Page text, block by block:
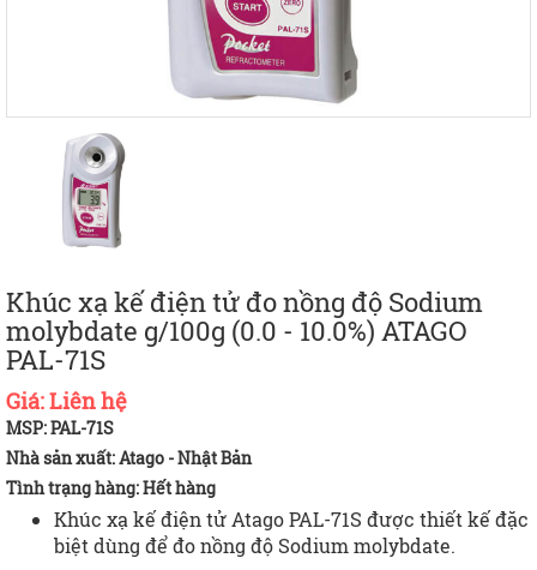
Khúc xạ kế điện tử đo nồng độ Sodium
molybdate g/100g (0.0 - 10.0%) ATAGO
PAL-71S
Giá:Liên hệ
MSP: PAL-71S
Nhà sản xuất: Atago - Nhật Bản
Tình trạng hàng:Hết hàng
Khúc xạ kế điện tử Atago PAL-71S được thiết kế đặc
biệt dùng để đo nồng độ Sodium molybdate.